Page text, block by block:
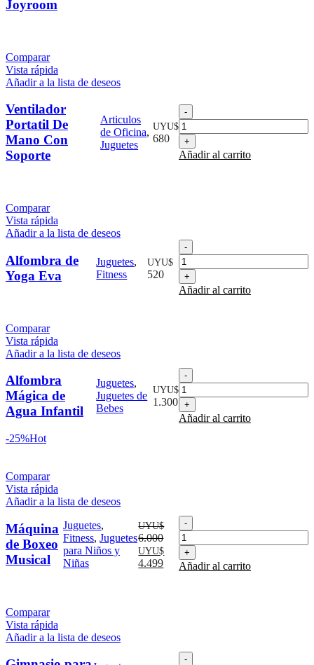
Joyroom
Comparar
Vista rápida
Añadir a la lista de deseos
Ventilador
Portatil De
Mano Con
Soporte
Articulos
de Oficina,
Juguetes
UYU$
680
Ventilador
Portatil
De
Mano
Con
Añadir al carrito
Comparar
Vista rápida
Añadir a la lista de deseos
Alfombra de
Yoga Eva
Juguetes,
Fitness
UYU$
520
Alfombra
de
Yoga
Eva
cantidad
Añadir al carrito
Comparar
Vista rápida
Añadir a la lista de deseos
Alfombra
Mágica de
Agua Infantil
Juguetes,
Juguetes de
Bebes
UYU$
1.300
Alfombra
Mágica
de
Agua
Infantil
Añadir al carrito
-25%Hot
Comparar
Vista rápida
Añadir a la lista de deseos
Máquina
de Boxeo
Musical
Juguetes,
Fitness,Juguetes
para Niños y
Niñas
UYU$
6.000
El
precio
UYU$
4.499
El
precio
actual
Máquina
de
Boxeo
Musical
cantidad
Añadir al carrito
Comparar
Vista rápida
Añadir a la lista de deseos
Gimnasio